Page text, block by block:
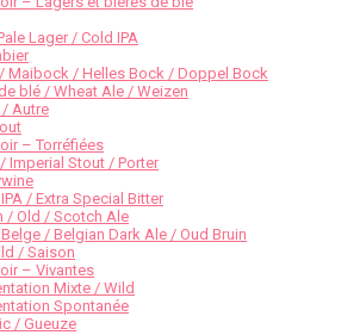
Lager / Cold IPA
Maibock / Helles Bock / Doppel Bock
blé / Wheat Ale / Weizen
Autre
– Torréfiées
Imperial Stout / Porter
/ Extra Special Bitter
/ Old / Scotch Ale
/ Belgian Dark Ale / Oud Bruin
/ Saison
– Vivantes
Mixte / Wild
Spontanée
/ Gueuze